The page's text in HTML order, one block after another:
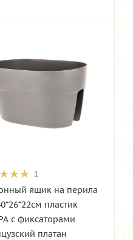
1
ящик на перила
пластик
с фиксаторами
платан